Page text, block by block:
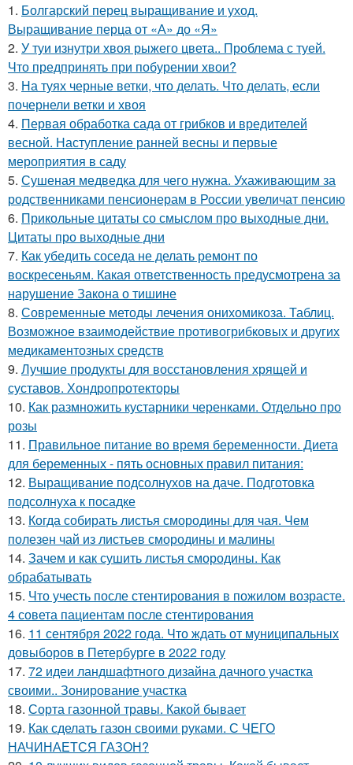
1. Болгарский перец выращивание и уход.
Выращивание перца от «А» до «Я»
2. У туи изнутри хвоя рыжего цвета.. Проблема с туей.
Что предпринять при побурении хвои?
3. На туях черные ветки, что делать. Что делать, если
почернели ветки и хвоя
4. Первая обработка сада от грибков и вредителей
весной. Наступление ранней весны и первые
мероприятия в саду
5. Сушеная медведка для чего нужна. Ухаживающим за
родственниками пенсионерам в России увеличат пенсию
6. Прикольные цитаты со смыслом про выходные дни.
Цитаты про выходные дни
7. Как убедить соседа не делать ремонт по
воскресеньям. Какая ответственность предусмотрена за
нарушение Закона о тишине
8. Современные методы лечения онихомикоза. Таблиц.
Возможное взаимодействие противогрибковых и других
медикаментозных средств
9. Лучшие продукты для восстановления хрящей и
суставов. Хондропротекторы
10. Как размножить кустарники черенками. Отдельно про
розы
11. Правильное питание во время беременности. Диета
для беременных - пять основных правил питания:
12. Выращивание подсолнухов на даче. Подготовка
подсолнуха к посадке
13. Когда собирать листья смородины для чая. Чем
полезен чай из листьев смородины и малины
14. Зачем и как сушить листья смородины. Как
обрабатывать
15. Что учесть после стентирования в пожилом возрасте.
4 совета пациентам после стентирования
16. 11 сентября 2022 года. Что ждать от муниципальных
довыборов в Петербурге в 2022 году
17. 72 идеи ландшафтного дизайна дачного участка
своими.. Зонирование участка
18. Сорта газонной травы. Какой бывает
19. Как сделать газон своими руками. С ЧЕГО
НАЧИНАЕТСЯ ГАЗОН?